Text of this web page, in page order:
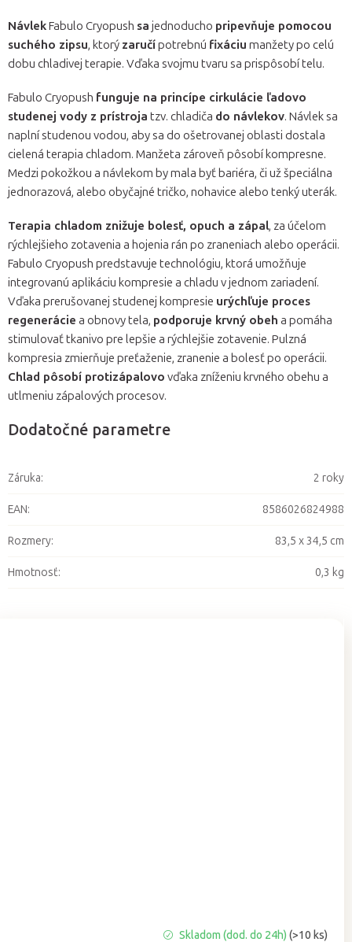
Skladom (dod. do 24h)(>10 ks)
NávlekFabulo Cryopush sa jednoducho pripevňuje pomocou
suchého zipsu, ktorý zaručípotrebnú fixáciu manžety po celú
dobu chladivej terapie. Vďaka svojmu tvaru sa prispôsobí telu.
Fabulo Cryopush funguje na princípe cirkulácie ľadovo
studenej vody z prístroja tzv. chladiča do návlekov. Návlek sa
naplní studenou vodou, aby sa do ošetrovanej oblasti dostala
cielená terapia chladom. Manžeta zároveň pôsobí kompresne.
Medzi pokožkou a návlekom by mala byť bariéra, či už špeciálna
jednorazová, alebo obyčajné tričko, nohavice alebo tenký uterák.
Terapia chladom znižuje bolesť, opuch a zápal, za účelom
rýchlejšieho zotavenia a hojenia rán po zraneniach alebo operácii.
Fabulo Cryopush predstavuje technológiu, ktorá umožňuje
integrovanú aplikáciu kompresie a chladu v jednom zariadení.
Vďaka prerušovanej studenej kompresie urýchľuje proces
regenerácie a obnovy tela, podporuje krvný obeh a pomáha
stimulovať tkanivo pre lepšie a rýchlejšie zotavenie. Pulzná
kompresia zmierňuje preťaženie, zranenie a bolesť po operácii.
Chlad pôsobí protizápalovo vďaka zníženiu krvného obehu a
utlmeniu zápalových procesov.
Dodatočné parametre
Záruka: 2 roky
EAN: 8586026824988
Rozmery: 83,5 x 34,5 cm
Hmotnosť: 0,3 kg